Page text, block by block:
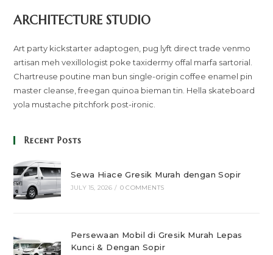
ARCHITECTURE STUDIO
Art party kickstarter adaptogen, pug lyft direct trade venmo
artisan meh vexillologist poke taxidermy offal marfa sartorial.
Chartreuse poutine man bun single-origin coffee enamel pin
master cleanse, freegan quinoa bieman tin. Hella skateboard
yola mustache pitchfork post-ironic.
Recent Posts
Sewa Hiace Gresik Murah dengan Sopir
JULY 15, 2026 / 0 COMMENTS
Persewaan Mobil di Gresik Murah Lepas
Kunci & Dengan Sopir